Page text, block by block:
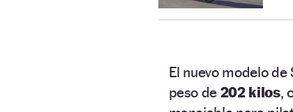
El nuevo modelo
peso de 202 kilos,